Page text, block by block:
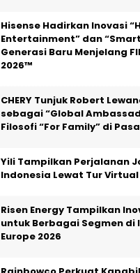
Hisense Hadirkan Inovasi
Entertainment” dan
Generasi Baru Menjelang
2026™
CHERY Tunjuk Robert
sebagai “Global
Filosofi “For Family” di
Yili Tampilkan Perjalanan
Indonesia Lewat Tur
Risen Energy Tampilkan
untuk Berbagai Segmen di
Europe 2026